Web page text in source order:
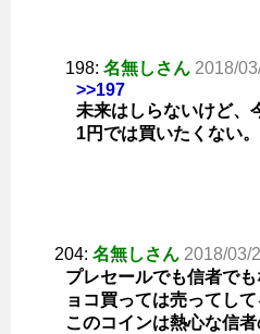
198: 名無しさん 2018/
>>197
未来はしらないけど、
1円では買いたくない。
204: 名無しさん 2018/03/
プレセールでも信者で
ョコ買っては売ってして
このコインは熱心な信